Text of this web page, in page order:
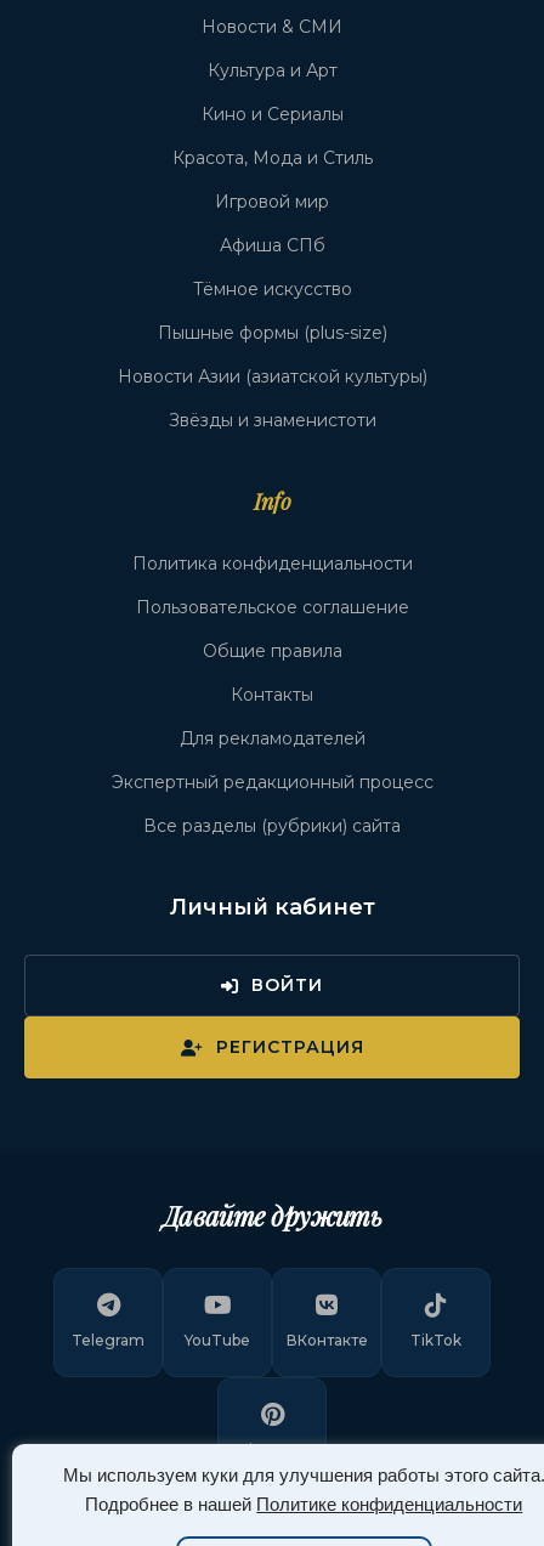
Мы используем куки для улучшения работы этого сайта.
Подробнее в нашей Политике конфиденциальности
Новости & СМИ
Культура и Арт
Кино и Сериалы
Красота, Мода и Стиль
Игровой мир
Афиша СПб
Тёмное искусство
Пышные формы (plus-size)
Новости Азии (азиатской культуры)
Звёзды и знаменистоти
Info
Политика конфиденциальности
Пользовательское соглашение
Общие правила
Контакты
Для рекламодателей
Экспертный редакционный процесс
Все разделы (рубрики) сайта
Личный кабинет
ВОЙТИ
РЕГИСТРАЦИЯ
Давайте дружить
Telegram YouTube ВКонтакте TikTok
Pinterest